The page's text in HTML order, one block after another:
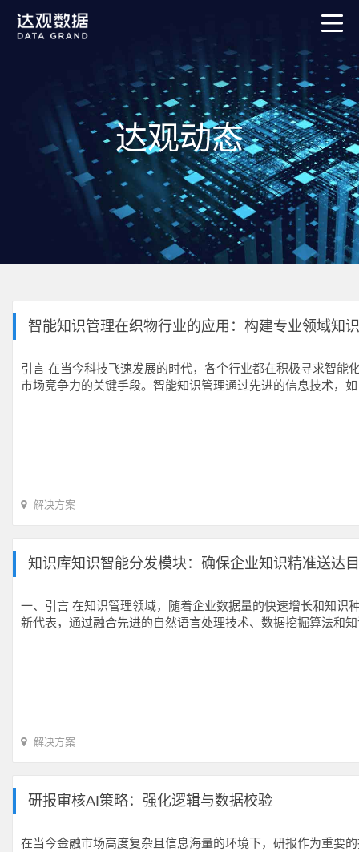
达观动态
智能知识管理在织物行业的应用：构建专业领域知
引言 在当今科技飞速发展的时代，各个行业都在积极寻求智
市场竞争力的关键手段。智能知识管理通过先进的信息技术，
解决方案
知识库知识智能分发模块：确保企业知识精准送达
一、引言 在知识管理领域，随着企业数据量的快速增长和知识
新代表，通过融合先进的自然语言处理技术、数据挖掘算法和
解决方案
研报审核AI策略：强化逻辑与数据校验
在当今金融市场高度复杂且信息海量的环境下，研报作为重要